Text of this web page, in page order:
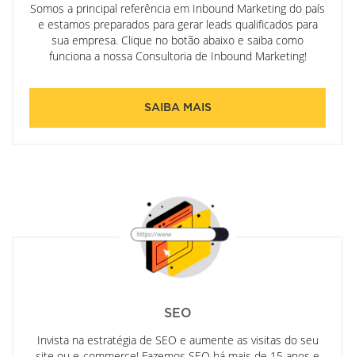
Somos a principal referência em Inbound Marketing do país
e estamos preparados para gerar leads qualificados para
sua empresa. Clique no botão abaixo e saiba como
funciona a nossa Consultoria de Inbound Marketing!
SAIBA MAIS
SEO
Invista na estratégia de SEO e aumente as visitas do seu